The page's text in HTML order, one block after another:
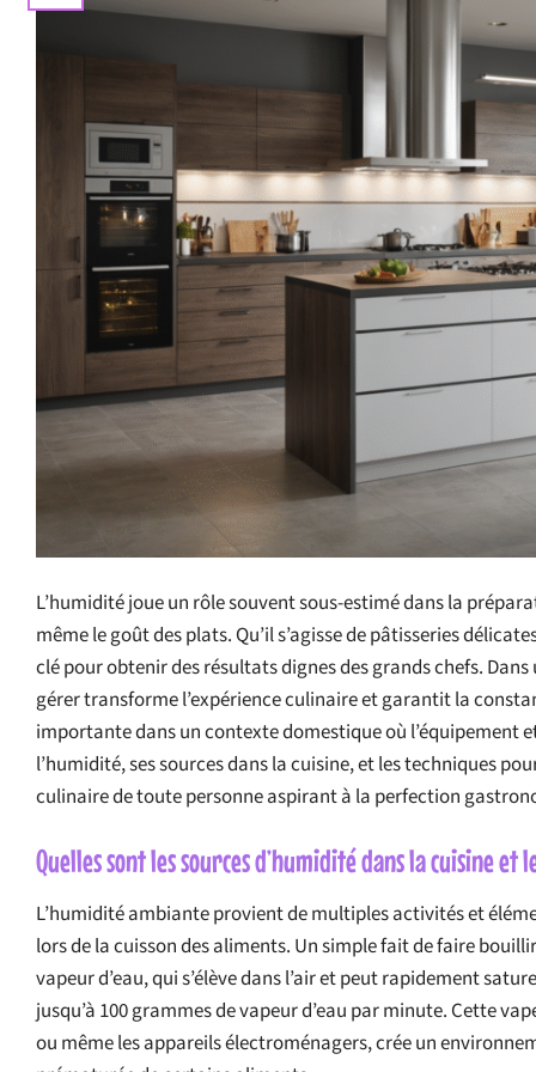
L’humidité joue un rôle souvent sous-estimé dans la
même le goût des plats. Qu’il s’agisse de pâtisseries
clé pour obtenir des résultats dignes des grands chefs.
gérer transforme l’expérience culinaire et garantit la
importante dans un contexte domestique où l’équipement
l’humidité, ses sources dans la cuisine, et les techniques
culinaire de toute personne aspirant à la perfection
Quelles sont les sources d’humidité dans la cuisine
L’humidité ambiante provient de multiples activités et
lors de la cuisson des aliments. Un simple fait de faire
vapeur d’eau, qui s’élève dans l’air et peut rapidement
jusqu’à 100 grammes de vapeur d’eau par minute. Cette
ou même les appareils électroménagers, crée un